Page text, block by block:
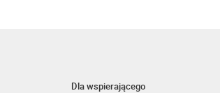
Dla wspierającego